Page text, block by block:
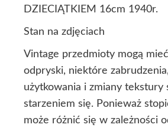
DZIECIĄTKIEM 16cm 1940r.
Stan na zdjęciach
Vintage przedmioty mogą
odpryski, niektóre
użytkowania i zmiany tekstury
starzeniem się. Ponieważ
może różnić się w zależności